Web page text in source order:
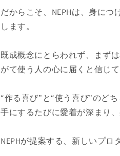
だからこそ、NEPHは、身に
します。
既成概念にとらわれず、まず
がて使う人の心に届くと信じて
“作る喜び”と“使う喜び”のどち
手にするたびに愛着が深まり
NEPHが提案する、新しいプロ